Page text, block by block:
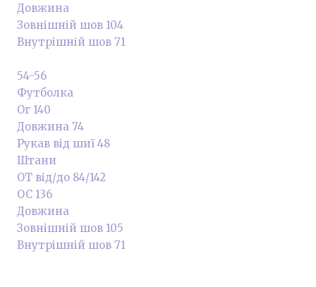
Довжина
Зовнішній шов 104
Внутрішній шов 71
54-56
Футболка
Ог 140
Довжина 74
Рукав від шиї 48
Штани
ОТ від/до 84/142
ОС 136
Довжина
Зовнішній шов 105
Внутрішній шов 71